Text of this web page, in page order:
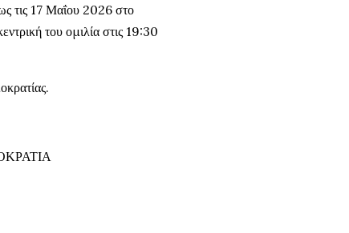
τις 17 Μαΐου 2026 στο
του ομιλία στις 19:30